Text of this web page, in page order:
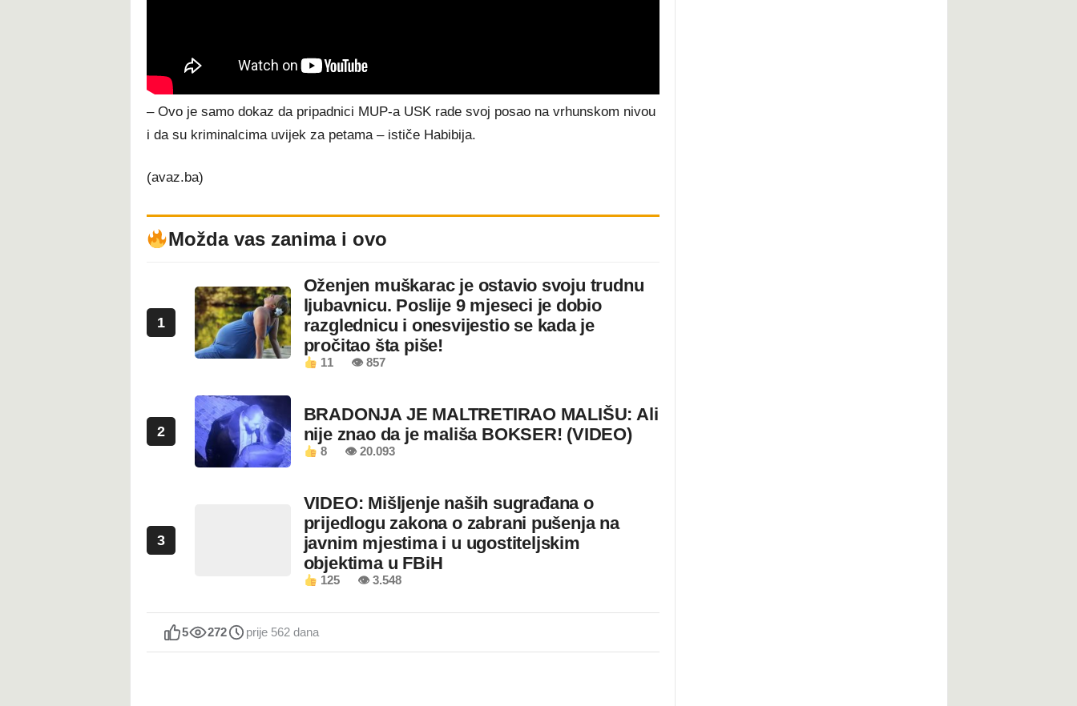
– Ovo je samo dokaz da pripadnici MUP-a USK rade svoj posao na vrhunskom nivou
i da su kriminalcima uvijek za petama – ističe Habibija.
(avaz.ba)
Možda vas zanima i ovo
1
Oženjen muškarac je ostavio svoju trudnu
ljubavnicu. Poslije 9 mjeseci je dobio
razglednicu i onesvijestio se kada je
pročitao šta piše!
11 👁 857
2
BRADONJA JE MALTRETIRAO MALIŠU: Ali
nije znao da je mališa BOKSER! (VIDEO)
8 👁 20.093
3
VIDEO: Mišljenje naših sugrađana o
prijedlogu zakona o zabrani pušenja na
javnim mjestima i u ugostiteljskim
objektima u FBiH
125 👁 3.548
5 272 prije 562 dana